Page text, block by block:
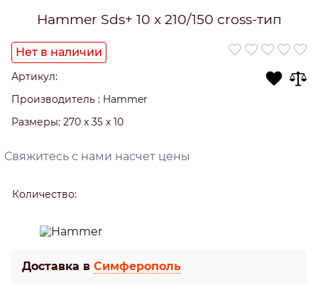
Hammer Sds+ 10 x 210/150 cross-тип
Нет в наличии
Артикул:
Производитель : Hammer
Размеры: 270 x 35 x 10
Свяжитесь с нами насчет цены
Количество:
Доставка в Симферополь